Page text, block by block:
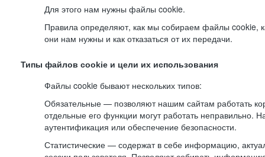
Для этого нам нужны файлы cookie.
Правила определяют, как мы собираем файлы cookie,
они нам нужны и как отказаться от их передачи.
Типы файлов cookie и цели их использования
Файлы cookie бывают нескольких типов:
Обязательные — позволяют нашим сайтам работать
отдельные его функции могут работать неправильно.
аутентификация или обеспечение безопасности.
Статистические — содержат в себе информацию,